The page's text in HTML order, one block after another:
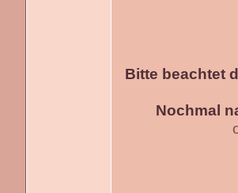
Bitte beachtet
Nochmal